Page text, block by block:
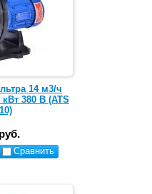
14 м3/ч
380 В (ATS
Сравнить